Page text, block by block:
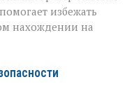
избежать
нахождении на